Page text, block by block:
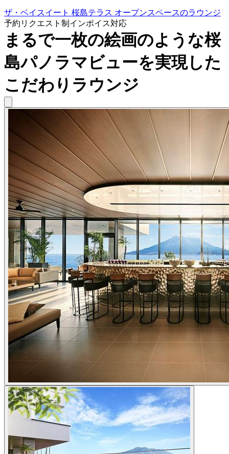
ザ・ベイスイート 桜島テラス オープンスペースのラウンジ
予約リクエスト制インボイス対応
まるで一枚の絵画のような桜
島パノラマビューを実現した
こだわりラウンジ